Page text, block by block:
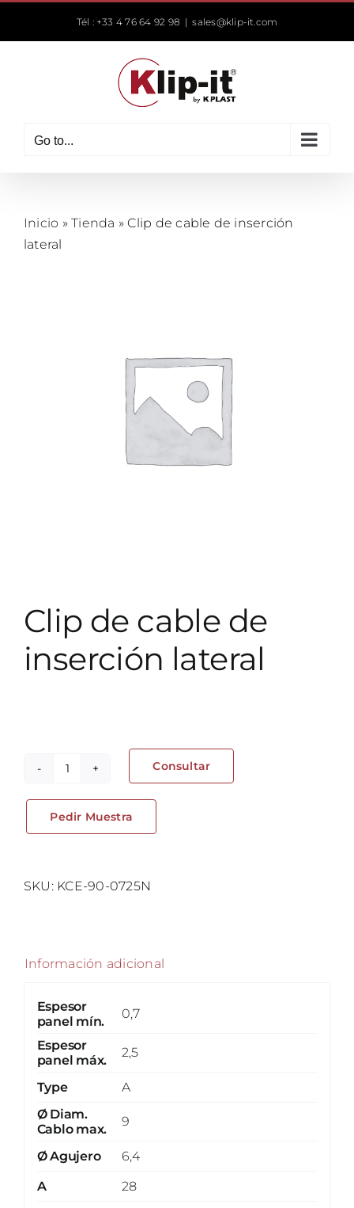
Tél : +33 4 76 64 92 98 | sales@klip-it.com
Go to...
Inicio »Tienda »Clip de cable de inserción
lateral
Clip de cable de
inserción lateral
de
cable
lateral
Consultar
Pedir Muestra
SKU: KCE-90-0725N
Información adicional
Espesor
panel mín.
0,7
Espesor
panel máx.
2,5
Type
A
Ø Diam.
Cablo max.
9
Ø Agujero
6,4
A
28